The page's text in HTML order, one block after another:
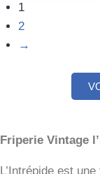
1
2
→
Friperie Vintage
L’Intrépide est